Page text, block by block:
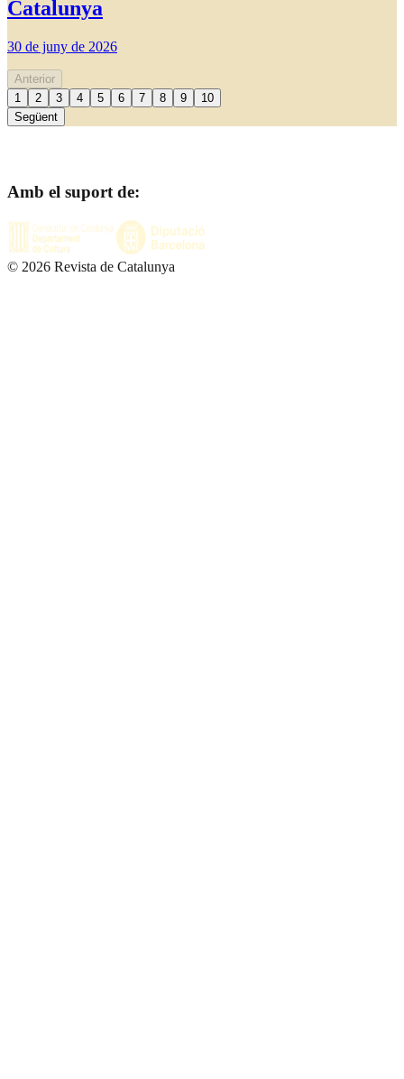
Catalunya
30 de juny de 2026
Anterior
1
2 3 4 5 6 7 8 9
10
Següent
Amb el suport de:
© 2026 Revista de Catalunya